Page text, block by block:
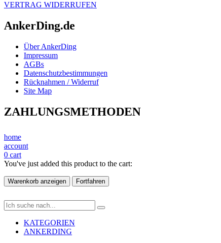
VERTRAG WIDERRUFEN
AnkerDing.de
Über AnkerDing
Impressum
AGBs
Datenschutzbestimmungen
Rücknahmen / Widerruf
Site Map
ZAHLUNGSMETHODEN
home
account
0 cart
You've just added this product to the cart:
Warenkorb anzeigen Fortfahren
KATEGORIEN
ANKERDING